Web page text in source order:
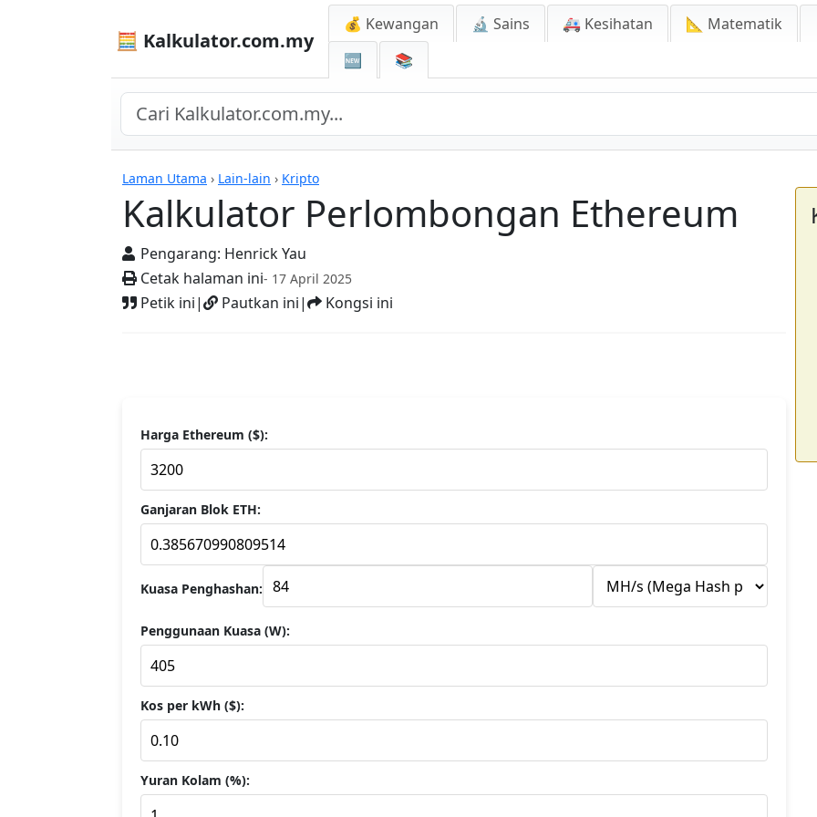
🧮 Kalkulator.com.my
💰 Kewangan 🔬 Sains 🚑 Kesihatan 📐 Matematik
🆕
📚
Laman Utama › Lain-lain › Kripto
Kalkulator Perlombongan Ethereum
Pengarang: Henrick Yau
Cetak halaman ini- 17 April 2025
Petik ini| Pautkan ini| Kongsi ini
Kalkulator
Harga Ethereum ($):
Ganjaran Blok ETH:
Kuasa Penghashan:
Penggunaan Kuasa (W):
Kos per kWh ($):
Yuran Kolam (%):